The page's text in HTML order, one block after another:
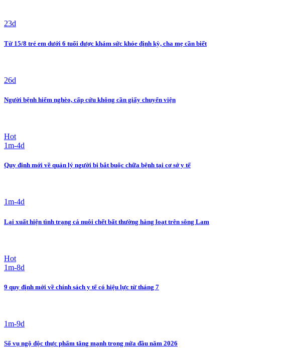
23d
Từ 15/8 trẻ em dưới 6 tuổi được khám sức khỏe định kỳ, cha mẹ cần biết
26d
Người bệnh hiểm nghèo, cấp cứu không cần giấy chuyển viện
Hot
1m-4d
Quy định mới về quản lý người bị bắt buộc chữa bệnh tại cơ sở y tế
1m-4d
Lại xuất hiện tình trạng cá nuôi chết bất thường hàng loạt trên sông Lam
Hot
1m-8d
9 quy định mới về chính sách y tế có hiệu lực từ tháng 7
1m-9d
Số vụ ngộ độc thực phẩm tăng mạnh trong nửa đầu năm 2026